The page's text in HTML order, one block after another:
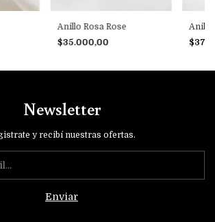
Anillo Rosa Rose
$35.000,00
Anillo
Newsletter
y recibí nuestras ofertas.